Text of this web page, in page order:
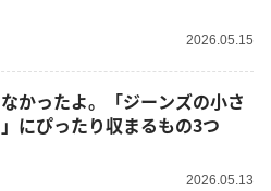
2026.05.15
かったよ。「ジーンズの小さ
にぴったり収まるもの3つ
2026.05.13